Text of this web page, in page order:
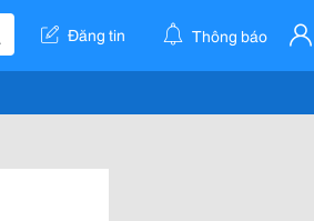
Đăng tin Thông báo